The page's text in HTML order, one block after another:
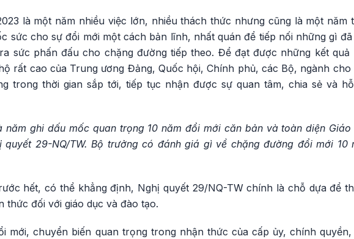
là một năm nhiều việc lớn, nhiều thách thức nhưng cũng là một năm
sức cho sự đổi mới một cách bản lĩnh, nhất quán để tiếp nối những gì đã
sức phấn đấu cho chặng đường tiếp theo. Để đạt được những kết quả
rất cao của Trung ương Đảng, Quốc hội, Chính phủ, các Bộ, ngành cho
trong thời gian sắp tới, tiếp tục nhận được sự quan tâm, chia sẻ và
năm ghi dấu mốc quan trọng 10 năm đổi mới căn bản và toàn diện Giáo
29-NQ/TW. Bộ trưởng có đánh giá gì về chặng đường đổi mới 10
hết, có thể khẳng định, Nghị quyết 29/NQ-TW chính là chỗ dựa để
thức đối với giáo dục và đào tạo.
mới, chuyển biến quan trọng trong nhận thức của cấp ủy, chính quyền,